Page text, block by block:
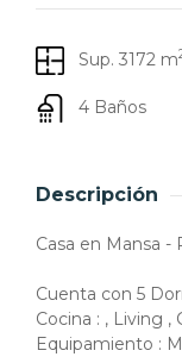
Sup. 3172 m
4 Baños
Descripción
Casa en Mansa -
Cuenta con 5
Cocina : , Living ,
Equipamiento :